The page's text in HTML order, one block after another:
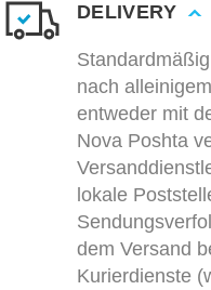
DELIVERY
nach
entweder mit
Nova Poshta
lokale
dem Versand
Kurierdienste